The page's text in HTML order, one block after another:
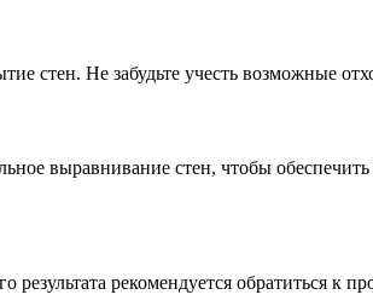
стен. Не забудьте учесть возможные
выравнивание стен, чтобы
рекомендуется обратиться к